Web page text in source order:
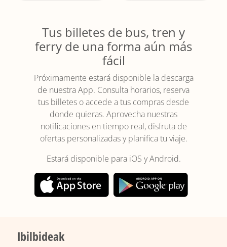
Tus billetes de bus, tren y
ferry de una forma aún más
fácil
Próximamente estará disponible la descarga
de nuestra App. Consulta horarios, reserva
tus billetes o accede a tus compras desde
donde quieras. Aprovecha nuestras
notificaciones en tiempo real, disfruta de
ofertas personalizadas y planifica tu viaje.
Estará disponible para iOS y Android.
Ibilbideak